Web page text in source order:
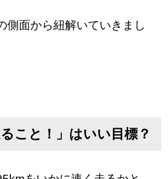
側面から紐解いていきまし
こと！」はいい目標？